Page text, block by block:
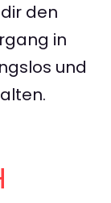
den
in
und